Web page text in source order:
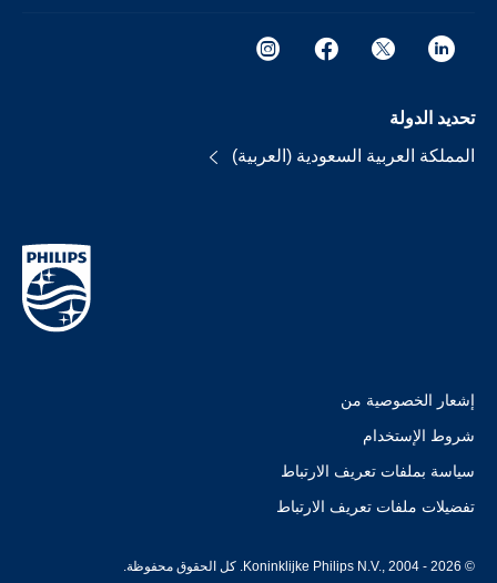
تحديد الدولة
المملكة العربية السعودية (العربية)
إشعار الخصوصية من
شروط الإستخدام
سياسة بملفات تعريف الارتباط
تفضيلات ملفات تعريف الارتباط
© Koninklijke Philips N.V., 2004 - 2026. كل الحقوق محفوظة.